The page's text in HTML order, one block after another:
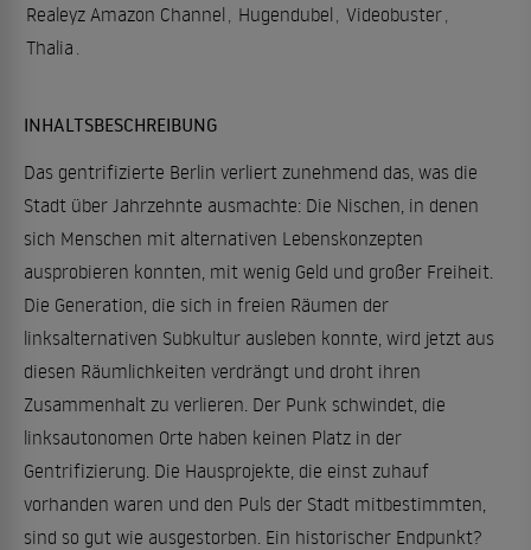
Realeyz Amazon Channel
Hugendubel Videobuster
Thalia
INHALTSBESCHREIBUNG
Das gentrifizierte Berlin verliert zunehmend das, was die
Stadt über Jahrzehnte ausmachte: Die Nischen, in denen
sich Menschen mit alternativen Lebenskonzepten
ausprobieren konnten, mit wenig Geld und großer Freiheit.
Die Generation, die sich in freien Räumen der
linksalternativen Subkultur ausleben konnte, wird jetzt aus
diesen Räumlichkeiten verdrängt und droht ihren
Zusammenhalt zu verlieren. Der Punk schwindet, die
linksautonomen Orte haben keinen Platz in der
Gentrifizierung. Die Hausprojekte, die einst zuhauf
vorhanden waren und den Puls der Stadt mitbestimmten,
sind so gut wie ausgestorben. Ein historischer Endpunkt?